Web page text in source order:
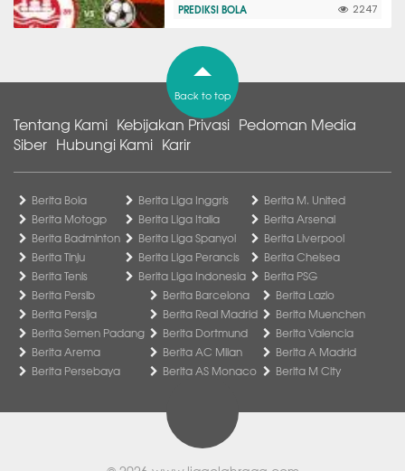
PREDIKSI BOLA 2247
Back to top
Tentang Kami Kebijakan Privasi Pedoman Media
Siber Hubungi Kami Karir
Berita Bola
Berita Motogp
Berita Badminton
Berita Tinju
Berita Tenis
Berita Liga Inggris
Berita Liga Italia
Berita Liga Spanyol
Berita Liga Perancis
Berita Liga Indonesia
Berita M. United
Berita Arsenal
Berita Liverpool
Berita Chelsea
Berita PSG
Berita Persib
Berita Persija
Berita Semen Padang
Berita Arema
Berita Persebaya
Berita Barcelona
Berita Real Madrid
Berita Dortmund
Berita AC Milan
Berita AS Monaco
Berita Lazio
Berita Muenchen
Berita Valencia
Berita A Madrid
Berita M City